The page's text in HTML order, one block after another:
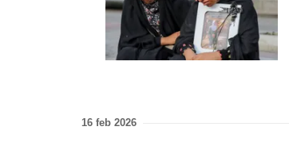
16 feb 2026